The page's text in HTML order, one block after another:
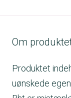
Om
Produktet
uønskede